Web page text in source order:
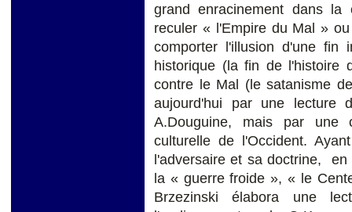
grand enracinement dans la
reculer « l'Empire du Mal »
comporter l'illusion d'une fin
historique (la fin de l'histoire
contre le Mal (le satanisme
aujourd'hui par une lecture
A.Douguine, mais par une
culturelle de l'Occident.
l'adversaire et sa doctrine,
la « guerre froide », « le
Brzezinski élabora une